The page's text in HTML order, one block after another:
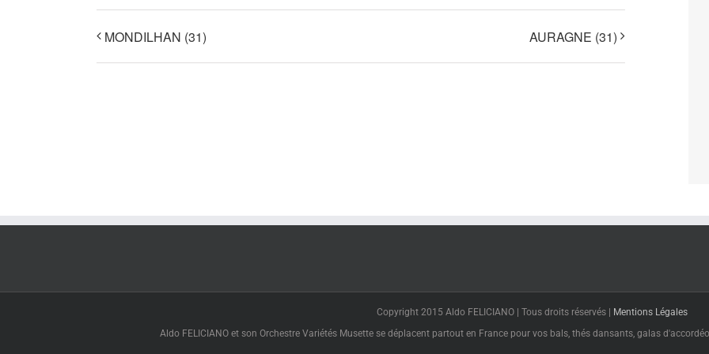
MONDILHAN (31) AURAGNE (31)
Copyright 2015 Aldo FELICIANO | Tous droits réservés |
Mentions Légales
Aldo FELICIANO et son Orchestre Variétés Musette se déplacent partout en France pour vos bals, thés dansants, galas